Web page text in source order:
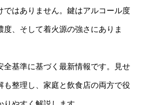
ではありません。鍵はアルコール度
度、そして着火源の強さにありま
全基準に基づく最新情報です。見せ
も整理し、家庭と飲食店の両方で役